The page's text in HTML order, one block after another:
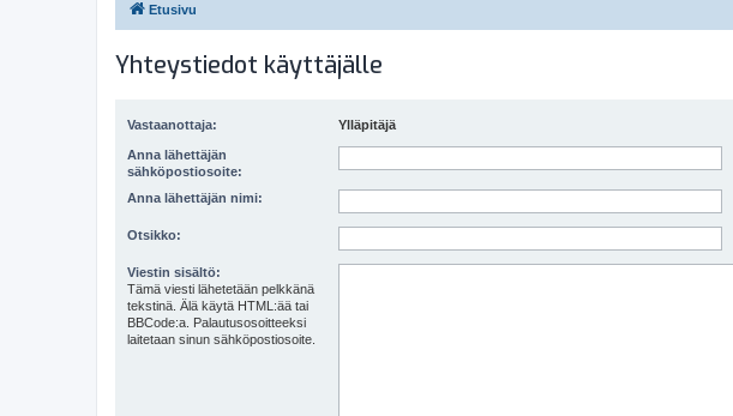
Etusivu
Yhteystiedot käyttäjälle
Vastaanottaja: Ylläpitäjä
Anna lähettäjän
sähköpostiosoite:
Anna lähettäjän nimi:
Otsikko:
Viestin sisältö:
Tämä viesti lähetetään pelkkänä
tekstinä. Älä käytä HTML:ää tai
BBCode:a. Palautusosoitteeksi
laitetaan sinun sähköpostiosoite.